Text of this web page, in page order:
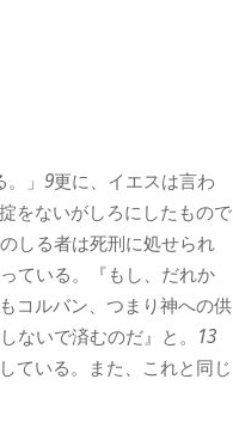
」 9更に、イエスは言わ
をないがしろにしたもので
しる者は死刑に処せられ
ている。『もし、だれか
コルバン、つまり神への供
ないで済むのだ』と。 13
ている。また、これと同じ